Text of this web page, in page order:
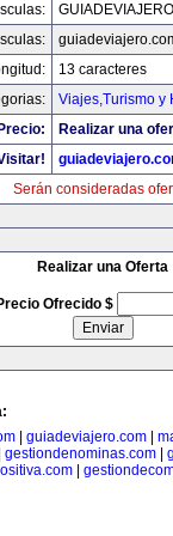
13 caracteres
Viajes,Turismo y
Precio:
Realizar una
Serán consideradas
Realizar una Oferta
Ofrecido $
| guiadeviajero.com|
gestiondenominas.com|